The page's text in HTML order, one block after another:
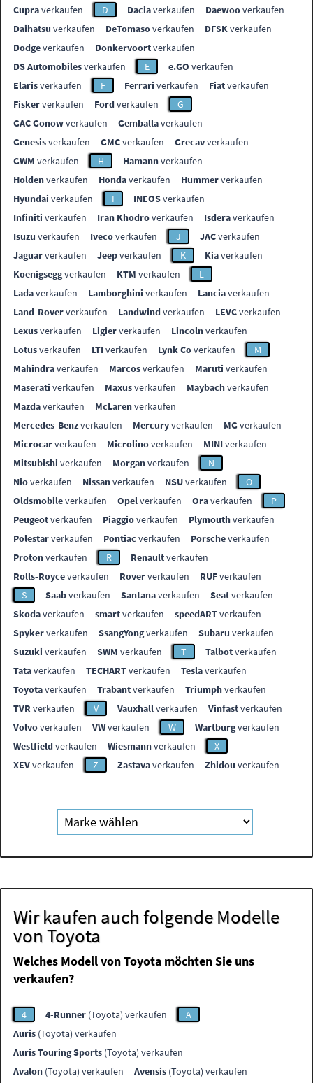
Cupraverkaufen D Daciaverkaufen Daewooverkaufen
Daihatsu verkaufen DeTomasoverkaufen DFSKverkaufen
Dodgeverkaufen Donkervoortverkaufen
DS Automobilesverkaufen E e.GO verkaufen
Elarisverkaufen F Ferrari verkaufen Fiatverkaufen
Fiskerverkaufen Fordverkaufen
G
GAC Gonowverkaufen Gemballaverkaufen
Genesisverkaufen GMCverkaufen Grecavverkaufen
GWM verkaufen H Hamannverkaufen
Holdenverkaufen Hondaverkaufen Hummerverkaufen
Hyundai verkaufen I INEOSverkaufen
Infiniti verkaufen Iran Khodroverkaufen Isderaverkaufen
Isuzu verkaufen Ivecoverkaufen J JACverkaufen
Jaguarverkaufen Jeepverkaufen K Kiaverkaufen
Koenigseggverkaufen KTM verkaufen
L
Ladaverkaufen Lamborghini verkaufen Lanciaverkaufen
Land-Roververkaufen Landwindverkaufen LEVCverkaufen
Lexusverkaufen Ligierverkaufen Lincolnverkaufen
Lotusverkaufen LTIverkaufen Lynk Coverkaufen
M
Mahindraverkaufen Marcosverkaufen Maruti verkaufen
Maserati verkaufen Maxusverkaufen Maybachverkaufen
Mazdaverkaufen McLarenverkaufen
Mercedes-Benzverkaufen Mercuryverkaufen MGverkaufen
Microcarverkaufen Microlinoverkaufen MINIverkaufen
Mitsubishi verkaufen Morganverkaufen
N
Nioverkaufen Nissanverkaufen NSUverkaufen
O
Oldsmobileverkaufen Opelverkaufen Oraverkaufen
P
Peugeotverkaufen Piaggioverkaufen Plymouthverkaufen
Polestarverkaufen Pontiac verkaufen Porscheverkaufen
Protonverkaufen R Renaultverkaufen
Rolls-Royceverkaufen Roververkaufen RUFverkaufen
S
Saabverkaufen Santanaverkaufen Seatverkaufen
Skodaverkaufen smartverkaufen speedARTverkaufen
Spykerverkaufen SsangYongverkaufen Subaru verkaufen
Suzuki verkaufen SWM verkaufen T Talbotverkaufen
Tataverkaufen TECHARTverkaufen Teslaverkaufen
Toyotaverkaufen Trabantverkaufen Triumphverkaufen
TVR verkaufen V Vauxhallverkaufen Vinfastverkaufen
Volvoverkaufen VWverkaufen W Wartburgverkaufen
Westfieldverkaufen Wiesmannverkaufen
X
XEVverkaufen Z Zastavaverkaufen Zhidou verkaufen
Wir kaufen auch folgende Modelle
von Toyota
Welches Modell von Toyota möchten Sie uns
verkaufen?
4 4-Runner (Toyota) verkaufen
A
Auris (Toyota) verkaufen
Auris Touring Sports (Toyota) verkaufen
Avalon (Toyota) verkaufen Avensis (Toyota) verkaufen